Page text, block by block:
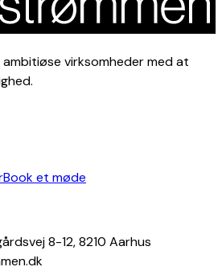
virksomheder med at
Book et møde
8-12, 8210 Aarhus